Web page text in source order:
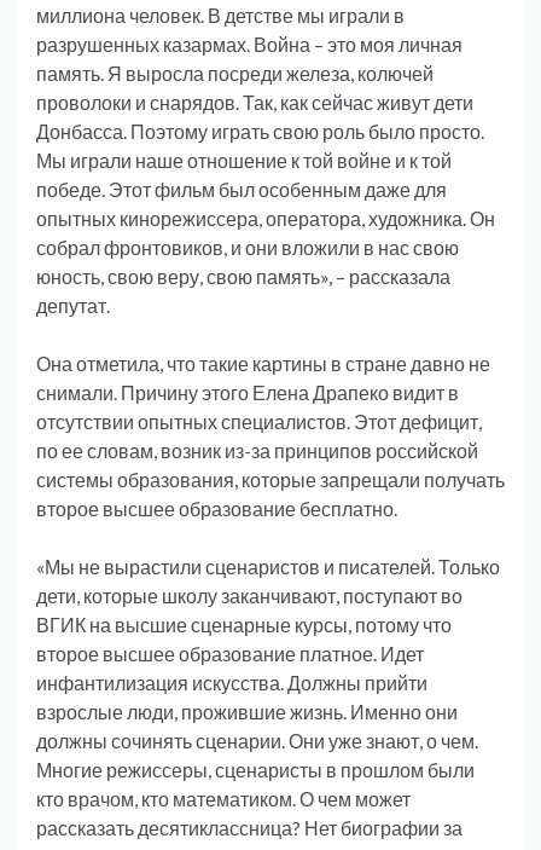
миллиона человек. В детстве мы играли в
разрушенных казармах. Война – это моя личная
память. Я выросла посреди железа, колючей
проволоки и снарядов. Так, как сейчас живут дети
Донбасса. Поэтому играть свою роль было просто.
Мы играли наше отношение к той войне и к той
победе. Этот фильм был особенным даже для
опытных кинорежиссера, оператора, художника. Он
собрал фронтовиков, и они вложили в нас свою
юность, свою веру, свою память», – рассказала
депутат.
Она отметила, что такие картины в стране давно не
снимали. Причину этого Елена Драпеко видит в
отсутствии опытных специалистов. Этот дефицит,
по ее словам, возник из-за принципов российской
системы образования, которые запрещали получать
второе высшее образование бесплатно.
«Мы не вырастили сценаристов и писателей. Только
дети, которые школу заканчивают, поступают во
ВГИК на высшие сценарные курсы, потому что
второе высшее образование платное. Идет
инфантилизация искусства. Должны прийти
взрослые люди, прожившие жизнь. Именно они
должны сочинять сценарии. Они уже знают, о чем.
Многие режиссеры, сценаристы в прошлом были
кто врачом, кто математиком. О чем может
рассказать десятиклассница? Нет биографии за